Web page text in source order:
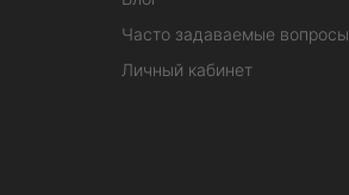
Часто задаваемые вопросы
Личный кабинет